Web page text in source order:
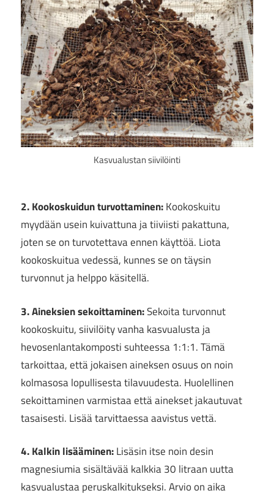
Kasvualustan siivilöinti
2. Kookoskuidun turvottaminen:Kookoskuitu
myydään usein kuivattuna ja tiiviisti pakattuna,
joten se on turvotettava ennen käyttöä. Liota
kookoskuitua vedessä, kunnes se on täysin
turvonnut ja helppo käsitellä.
3. Aineksien sekoittaminen:Sekoita turvonnut
kookoskuitu, siivilöity vanha kasvualusta ja
hevosenlantakomposti suhteessa 1:1:1. Tämä
tarkoittaa, että jokaisen aineksen osuus on noin
kolmasosa lopullisesta tilavuudesta. Huolellinen
sekoittaminen varmistaa että ainekset jakautuvat
tasaisesti. Lisää tarvittaessa aavistus vettä.
4. Kalkin lisääminen:Lisäsin itse noin desin
magnesiumia sisältävää kalkkia 30 litraan uutta
kasvualustaa peruskalkitukseksi. Arvio on aika